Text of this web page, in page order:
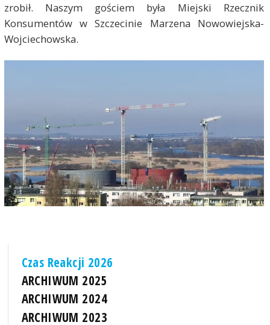
zrobił. Naszym gościem była Miejski Rzecznik
Konsumentów w Szczecinie Marzena Nowowiejska-
Wojciechowska.
Czas Reakcji 2026
ARCHIWUM 2025
ARCHIWUM 2024
ARCHIWUM 2023